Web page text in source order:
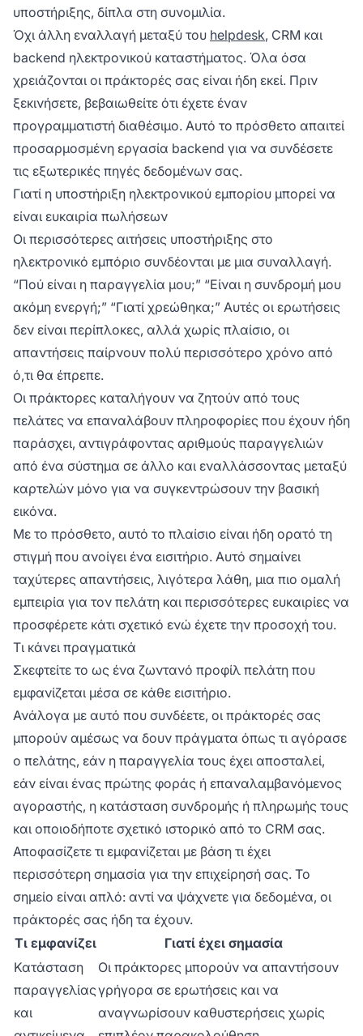
υποστήριξης, δίπλα στη συνομιλία.
Όχι άλλη εναλλαγή μεταξύ του helpdesk, CRM και
backend ηλεκτρονικού καταστήματος. Όλα όσα
χρειάζονται οι πράκτορές σας είναι ήδη εκεί. Πριν
ξεκινήσετε, βεβαιωθείτε ότι έχετε έναν
προγραμματιστή διαθέσιμο. Αυτό το πρόσθετο απαιτεί
προσαρμοσμένη εργασία backend για να συνδέσετε
τις εξωτερικές πηγές δεδομένων σας.
Γιατί η υποστήριξη ηλεκτρονικού εμπορίου μπορεί να
είναι ευκαιρία πωλήσεων
Οι περισσότερες αιτήσεις υποστήριξης στο
ηλεκτρονικό εμπόριο συνδέονται με μια συναλλαγή.
“Πού είναι η παραγγελία μου;” “Είναι η συνδρομή μου
ακόμη ενεργή;” “Γιατί χρεώθηκα;” Αυτές οι ερωτήσεις
δεν είναι περίπλοκες, αλλά χωρίς πλαίσιο, οι
απαντήσεις παίρνουν πολύ περισσότερο χρόνο από
ό,τι θα έπρεπε.
Οι πράκτορες καταλήγουν να ζητούν από τους
πελάτες να επαναλάβουν πληροφορίες που έχουν ήδη
παράσχει, αντιγράφοντας αριθμούς παραγγελιών
από ένα σύστημα σε άλλο και εναλλάσσοντας μεταξύ
καρτελών μόνο για να συγκεντρώσουν την βασική
εικόνα.
Με το πρόσθετο, αυτό το πλαίσιο είναι ήδη ορατό τη
στιγμή που ανοίγει ένα εισιτήριο. Αυτό σημαίνει
ταχύτερες απαντήσεις, λιγότερα λάθη, μια πιο ομαλή
εμπειρία για τον πελάτη και περισσότερες ευκαιρίες να
προσφέρετε κάτι σχετικό ενώ έχετε την προσοχή του.
Τι κάνει πραγματικά
Σκεφτείτε το ως ένα ζωντανό προφίλ πελάτη που
εμφανίζεται μέσα σε κάθε εισιτήριο.
Ανάλογα με αυτό που συνδέετε, οι πράκτορές σας
μπορούν αμέσως να δουν πράγματα όπως τι αγόρασε
ο πελάτης, εάν η παραγγελία τους έχει αποσταλεί,
εάν είναι ένας πρώτης φοράς ή επαναλαμβανόμενος
αγοραστής, η κατάσταση συνδρομής ή πληρωμής τους
και οποιοδήποτε σχετικό ιστορικό από το CRM σας.
Αποφασίζετε τι εμφανίζεται με βάση τι έχει
περισσότερη σημασία για την επιχείρησή σας. Το
σημείο είναι απλό: αντί να ψάχνετε για δεδομένα, οι
πράκτορές σας ήδη τα έχουν.
Τι εμφανίζει
Γιατί έχει σημασία
Κατάσταση
παραγγελίας
και
Οι πράκτορες μπορούν να απαντήσουν
γρήγορα σε ερωτήσεις και να
αναγνωρίσουν καθυστερήσεις χωρίς